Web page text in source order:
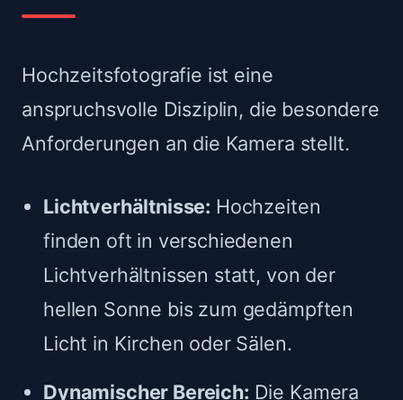
Hochzeitsfotografie ist eine
anspruchsvolle Disziplin, die besondere
Anforderungen an die Kamera stellt.
Lichtverhältnisse: Hochzeiten
finden oft in verschiedenen
Lichtverhältnissen statt, von der
hellen Sonne bis zum gedämpften
Licht in Kirchen oder Sälen.
Dynamischer Bereich: Die Kamera